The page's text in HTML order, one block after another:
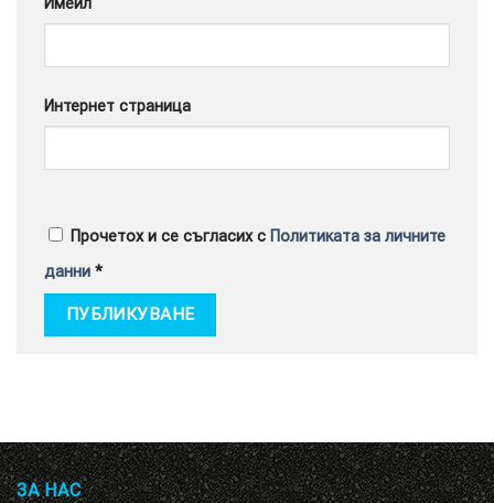
Имейл
Интернет страница
Прочетох и се съгласих с Политиката за личните
данни *
ЗА НАС